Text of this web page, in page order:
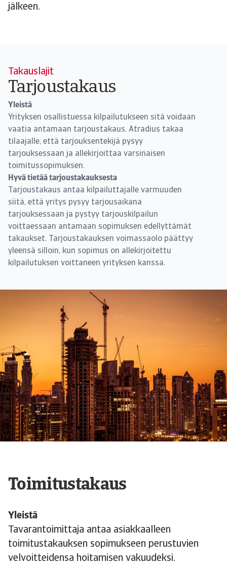
jälkeen.
Takauslajit
Tarjoustakaus
Yleistä
Yrityksen osallistuessa kilpailutukseen sitä voidaan
vaatia antamaan tarjoustakaus. Atradius takaa
tilaajalle, että tarjouksentekijä pysyy
tarjouksessaan ja allekirjoittaa varsinaisen
toimitussopimuksen.
Hyvä tietää tarjoustakauksesta
Tarjoustakaus antaa kilpailuttajalle varmuuden
siitä, että yritys pysyy tarjousaikana
tarjouksessaan ja pystyy tarjouskilpailun
voittaessaan antamaan sopimuksen edellyttämät
takaukset. Tarjoustakauksen voimassaolo päättyy
yleensä silloin, kun sopimus on allekirjoitettu
kilpailutuksen voittaneen yrityksen kanssa.
Toimitustakaus
Yleistä
Tavarantoimittaja antaa asiakkaalleen
toimitustakauksen sopimukseen perustuvien
velvoitteidensa hoitamisen vakuudeksi.